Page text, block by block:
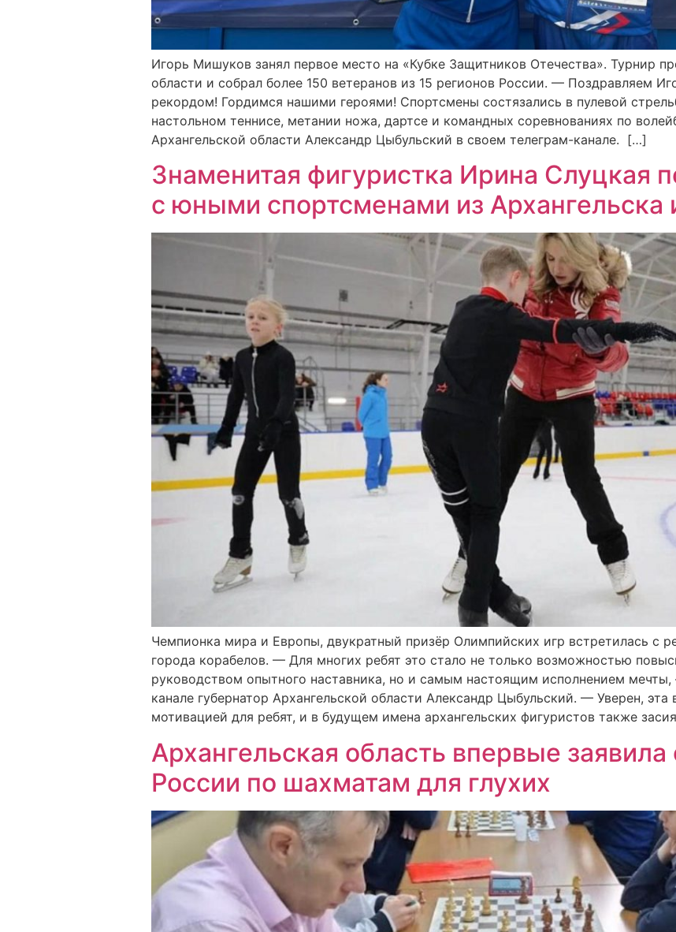
Игорь Мишуков занял первое место на «Кубке Защитников Отечества». Турнир
области и собрал более 150 ветеранов из 15 регионов России. — Поздравляем
рекордом! Гордимся нашими героями! Спортсмены состязались в пулевой
настольном теннисе, метании ножа, дартсе и командных соревнованиях по
Архангельской области Александр Цыбульский в своем телеграм-канале. […]
Знаменитая фигуристка Ирина Слуцкая
с юными спортсменами из Архангельска
Чемпионка мира и Европы, двукратный призёр Олимпийских игр встретилась с
города корабелов. — Для многих ребят это стало не только возможностью
руководством опытного наставника, но и самым настоящим исполнением
канале губернатор Архангельской области Александр Цыбульский. — Уверен, эта
мотивацией для ребят, и в будущем имена архангельских фигуристов также
Архангельская область впервые заявила
России по шахматам для глухих